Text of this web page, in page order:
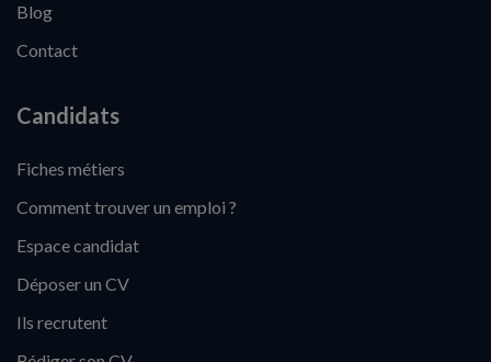
Blog
Contact
Candidats
Fiches métiers
Comment trouver un emploi ?
Espace candidat
Déposer un CV
Ils recrutent